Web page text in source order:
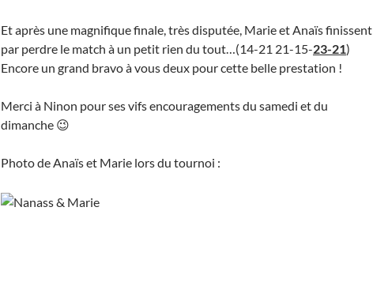
Et après une magnifique finale, très disputée, Marie et Anaïs finissent
par perdre le match à un petit rien du tout…(14-21 21-15-23-21)
Encore un grand bravo à vous deux pour cette belle prestation !
Merci à Ninon pour ses vifs encouragements du samedi et du
dimanche 😉
Photo de Anaïs et Marie lors du tournoi :